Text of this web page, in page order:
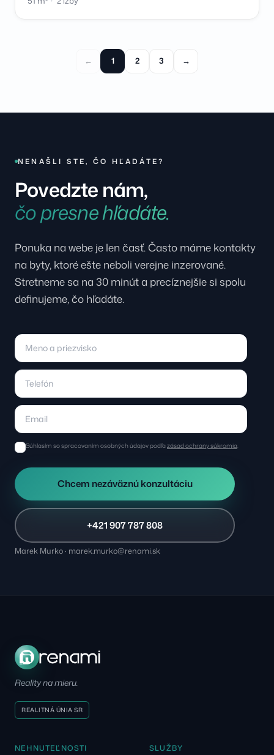
← 1 2 3 →
NENAŠLI STE, ČO HĽADÁTE?
Povedzte nám,
čo presne hľadáte.
Ponuka na webe je len časť. Často máme kontakty
na byty, ktoré ešte neboli verejne inzerované.
Stretneme sa na 30 minút a precíznejšie si spolu
definujeme, čo hľadáte.
Súhlasím so spracovaním osobných údajov podľazásad ochrany súkromia.
Chcem nezáväznú konzultáciu
+421 907 787 808
Marek Murko · marek.murko@renami.sk
Reality na mieru.
REALITNÁ ÚNIA SR
NEHNUTEĽNOSTI SLUŽBY